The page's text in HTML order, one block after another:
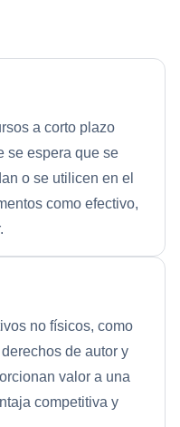
a corto plazo
se espera que se
o se utilicen en el
como efectivo,
no físicos, como
de autor y
valor a una
competitiva y